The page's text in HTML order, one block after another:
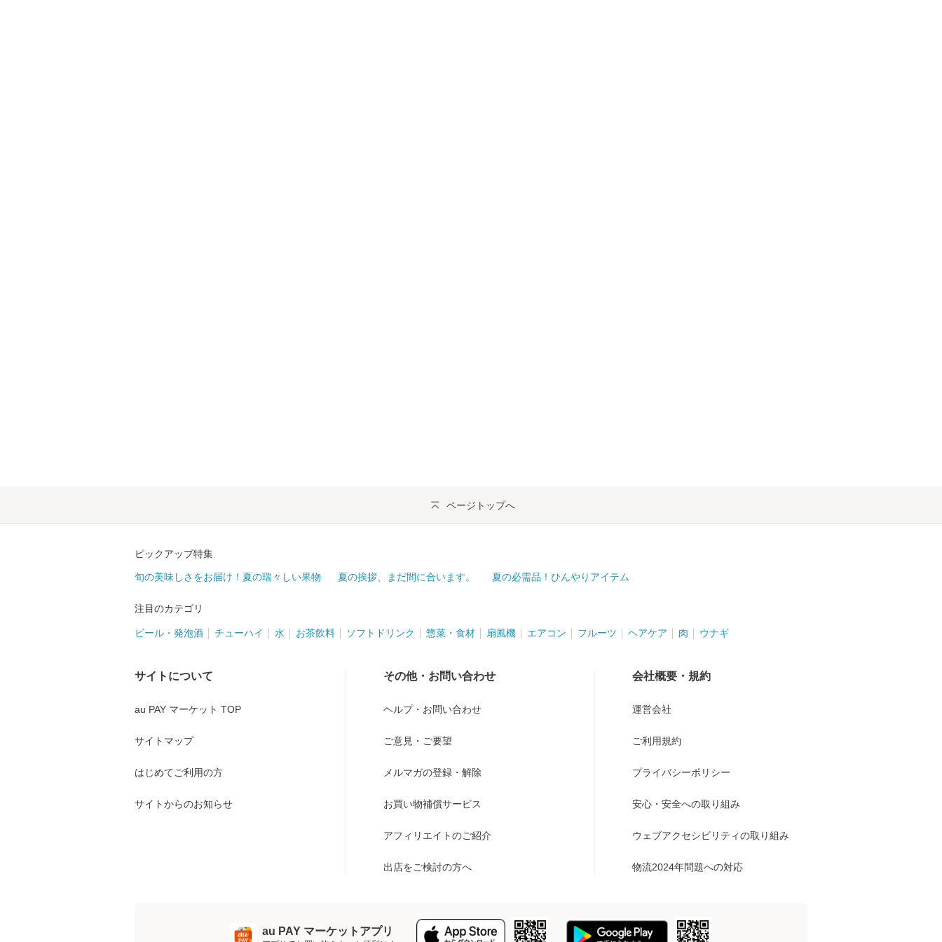
ページトップへ
ピックアップ特集
旬の美味しさをお届け！夏の瑞々しい果物 夏の挨拶、まだ間に合います。 夏の必需品！ひんやりアイテム
注目のカテゴリ
ビール・発泡酒 チューハイ 水 お茶飲料 ソフトドリンク 惣菜・食材 扇風機 エアコン フルーツ ヘアケア 肉 ウナギ
サイトについて
au PAY マーケット TOP
サイトマップ
はじめてご利用の方
サイトからのお知らせ
その他・お問い合わせ
ヘルプ・お問い合わせ
ご意見・ご要望
メルマガの登録・解除
お買い物補償サービス
アフィリエイトのご紹介
出店をご検討の方へ
会社概要・規約
運営会社
ご利用規約
プライバシーポリシー
安心・安全への取り組み
ウェブアクセシビリティの取り組み
物流2024年問題への対応
au PAY マーケットアプリ